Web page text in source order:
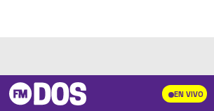
EN VIVO